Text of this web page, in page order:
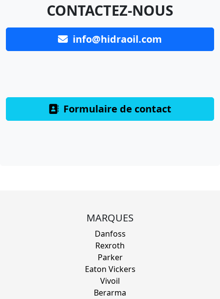
CONTACTEZ-NOUS
info@hidraoil.com
Formulaire de contact
MARQUES
Danfoss
Rexroth
Parker
Eaton Vickers
Vivoil
Berarma